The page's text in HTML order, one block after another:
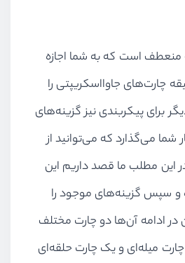
منعطف است که به شما اجازه
چارت‌های جاوااسکریپتی را
برای پیکربندی نیز گزینه‌های
شما می‌گذارد که می‌توانید از
این مطلب ما قصد داریم این
و سپس گزینه‌های موجود را
ادامه آن‌ها دو چارت مختلف
میله‌ای و یک چارت حلقه‌‌ای